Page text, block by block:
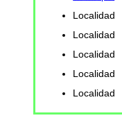
Localidad
Localidad
Localidad
Localidad
Localidad